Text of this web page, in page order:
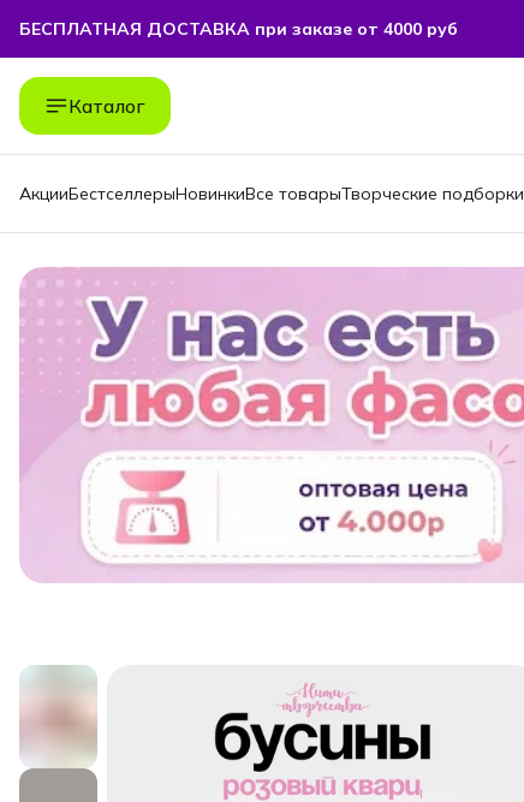
БЕСПЛАТНАЯ ДОСТАВКА при заказе от 4000 руб
БЕСПЛАТНАЯ ДОСТАВКА при заказе от 4000 руб
Каталог
АкцииБестселлерыНовинкиВсе товарыТворческие подборки